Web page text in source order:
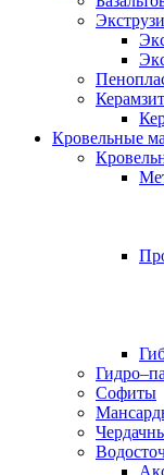
Керамзит
Кровельные
Софиты